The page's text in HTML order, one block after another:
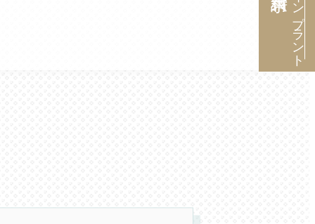
インプラント